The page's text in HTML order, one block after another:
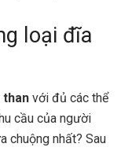
loại đĩa
than với đủ các thể
cầu của người
chuộng nhất? Sau